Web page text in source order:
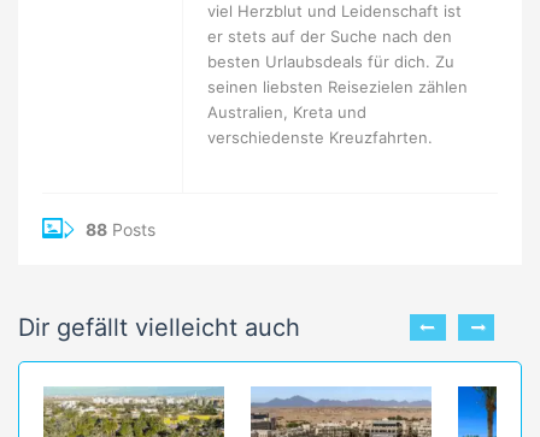
viel Herzblut und Leidenschaft ist
er stets auf der Suche nach den
besten Urlaubsdeals für dich. Zu
seinen liebsten Reisezielen zählen
Australien, Kreta und
verschiedenste Kreuzfahrten.
88 Posts
Dir gefällt vielleicht auch